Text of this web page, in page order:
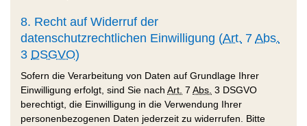
8. Recht auf Widerruf der
datenschutzrechtlichen Einwilligung (Art. 7 Abs.
3 DSGVO)
Sofern die Verarbeitung von Daten auf Grundlage Ihrer
Einwilligung erfolgt, sind Sie nach Art. 7 Abs. 3 DSGVO
berechtigt, die Einwilligung in die Verwendung Ihrer
personenbezogenen Daten jederzeit zu widerrufen. Bitte